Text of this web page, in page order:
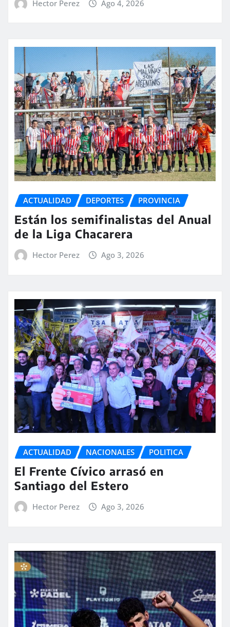
Hector Perez Ago 4, 2026
ACTUALIDAD DEPORTES PROVINCIA
Están los semifinalistas del Anual
de la Liga Chacarera
Hector Perez Ago 3, 2026
ACTUALIDAD NACIONALES POLITICA
El Frente Cívico arrasó en
Santiago del Estero
Hector Perez Ago 3, 2026